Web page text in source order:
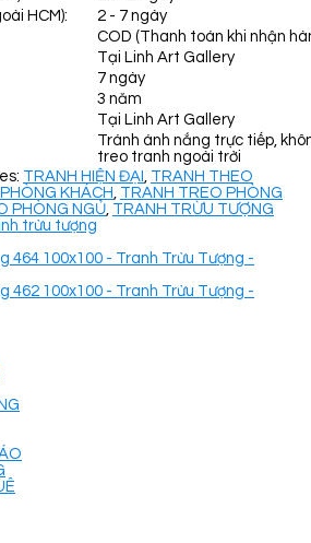
HCM):
2 - 7 ngày
COD (Thanh toán khi nhận
Tại Linh Art Gallery
7 ngày
3 năm
Tại Linh Art Gallery
Tránh ánh nắng trực tiếp,
treo tranh ngoài trời
TRANH HIỆN ĐẠI , TRANH THEO
KHÁCH, TRANH TREO PHÒNG
PHÒNG NGỦ, TRANH TRỪU TƯỢNG
trừu tượng